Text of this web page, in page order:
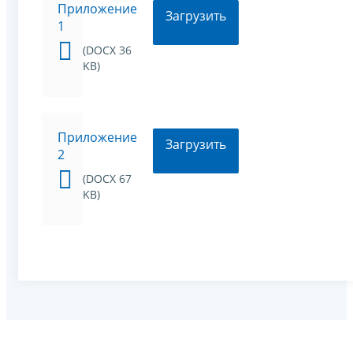
Приложение
1
(DOCX 36
KB)
Загрузить
Приложение
2
(DOCX 67
KB)
Загрузить